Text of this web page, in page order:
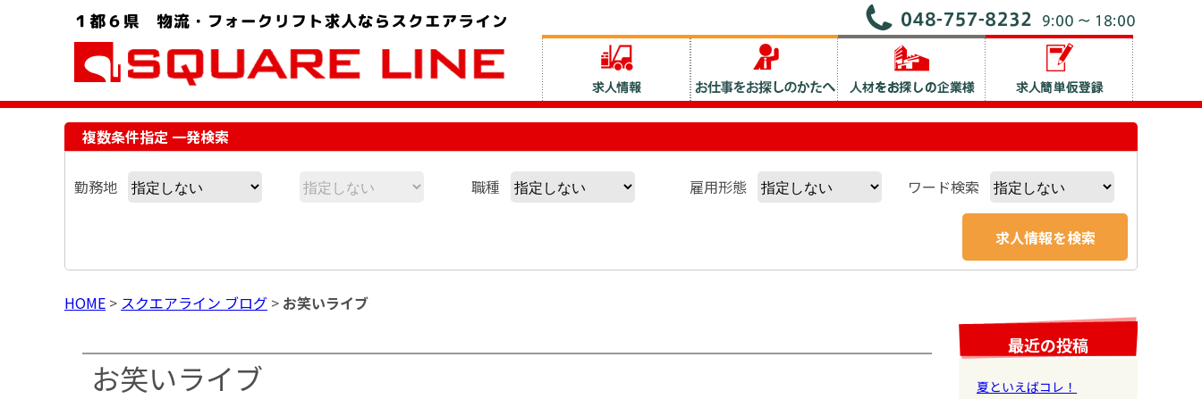
お問い合わせ電話番号：048-757-8232 受付時間 9:00 ～ 18:00
複数条件指定 一発検索
勤務地 職種 雇用形態 ワード検索
HOME > スクエアライン ブログ > お笑いライブ
お笑いライブ
最近の投稿
夏といえばコレ！